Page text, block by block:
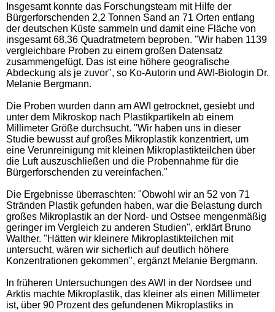
Insgesamt konnte das Forschungsteam mit Hilfe der
Bürgerforschenden 2,2 Tonnen Sand an 71 Orten entlang
der deutschen Küste sammeln und damit eine Fläche von
insgesamt 68,36 Quadratmetern beproben. "Wir haben 1139
vergleichbare Proben zu einem großen Datensatz
zusammengefügt. Das ist eine höhere geografische
Abdeckung als je zuvor", so Ko-Autorin und AWI-Biologin Dr.
Melanie Bergmann.
Die Proben wurden dann am AWI getrocknet, gesiebt und
unter dem Mikroskop nach Plastikpartikeln ab einem
Millimeter Größe durchsucht. "Wir haben uns in dieser
Studie bewusst auf großes Mikroplastik konzentriert, um
eine Verunreinigung mit kleinen Mikroplastikteilchen über
die Luft auszuschließen und die Probennahme für die
Bürgerforschenden zu vereinfachen."
Die Ergebnisse überraschten: "Obwohl wir an 52 von 71
Stränden Plastik gefunden haben, war die Belastung durch
großes Mikroplastik an der Nord- und Ostsee mengenmäßig
geringer im Vergleich zu anderen Studien", erklärt Bruno
Walther. "Hätten wir kleinere Mikroplastikteilchen mit
untersucht, wären wir sicherlich auf deutlich höhere
Konzentrationen gekommen", ergänzt Melanie Bergmann.
In früheren Untersuchungen des AWI in der Nordsee und
Arktis machte Mikroplastik, das kleiner als einen Millimeter
ist, über 90 Prozent des gefundenen Mikroplastiks in